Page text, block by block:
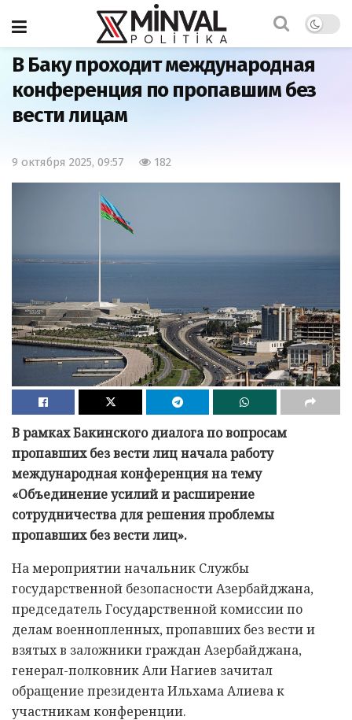
Главная
В Баку проходит международная
конференция по пропавшим без
вести лицам
9 октября 2025, 09:57 182
В рамках Бакинского диалога по вопросам
пропавших без вести лиц начала работу
международная конференция на тему
«Объединение усилий и расширение
сотрудничества для решения проблемы
пропавших без вести лиц».
На мероприятии начальник Службы
государственной безопасности Азербайджана,
председатель Государственной комиссии по
делам военнопленных, пропавших без вести и
взятых в заложники граждан Азербайджана,
генерал-полковник Али Нагиев зачитал
обращение президента Ильхама Алиева к
участникам конференции.